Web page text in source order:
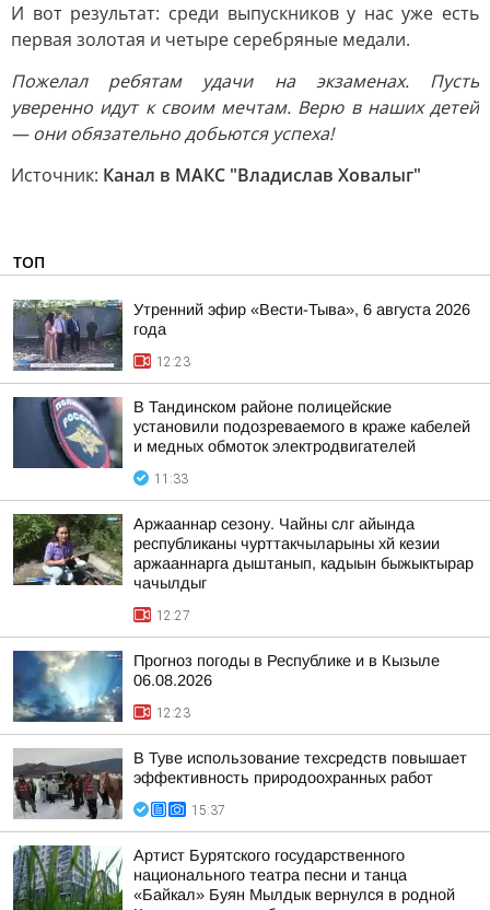
И вот результат: среди выпускников у нас уже есть
первая золотая и четыре серебряные медали.
Пожелал ребятам удачи на экзаменах. Пусть
уверенно идут к своим мечтам. Верю в наших детей
— они обязательно добьются успеха!
Источник: Канал в МАКС "Владислав Ховалыг"
ТОП
Утренний эфир «Вести-Тыва», 6 августа 2026
года
12:23
В Тандинском районе полицейские
установили подозреваемого в краже кабелей
и медных обмоток электродвигателей
11:33
Аржааннар сезону. Чайны слг айында
республиканы чурттакчыларыны хй кезии
аржааннарга дыштанып, кадыын быжыктырар
чачылдыг
12:27
Прогноз погоды в Республике и в Кызыле
06.08.2026
12:23
В Туве использование техсредств повышает
эффективность природоохранных работ
15:37
Артист Бурятского государственного
национального театра песни и танца
«Байкал» Буян Мылдык вернулся в родной